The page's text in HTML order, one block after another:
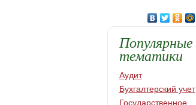
Популярные
тематики
Аудит
Бухгалтерский учет
Государственное